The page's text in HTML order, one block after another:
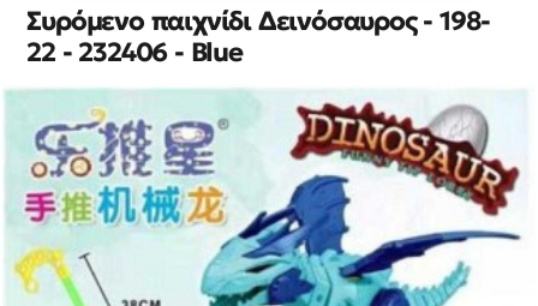
Συρόμενο παιχνίδι Δεινόσαυρος - 198-
22 - 232406 - Blue